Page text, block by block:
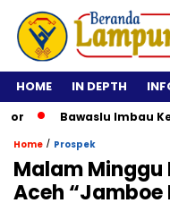
HOME IN DEPTH
Bawaslu Imbau
Home / Prospek
Malam Minggu
Aceh “Jamboe